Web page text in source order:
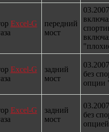
Excel-G
передний
мост
Excel-G
задний
мост
без
опции
Excel-G
задний
мост
без